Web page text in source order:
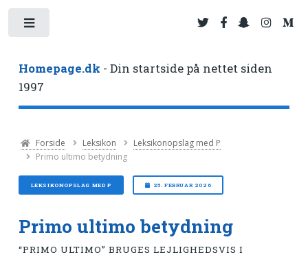
Homepage.dk - Din startside på nettet siden
1997
Forside Leksikon
Leksikonopslag med P
Primo ultimo betydning
LEKSIKONOPSLAG MED P 25. FEBRUAR 2026
Primo ultimo betydning
“PRIMO ULTIMO” BRUGES LEJLIGHEDSVIS I